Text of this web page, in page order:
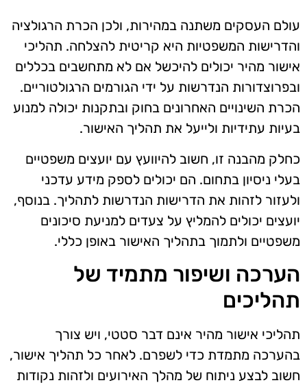
עולם העסקים משתנה במהירות, ולכן הכרת הרגולציה
והדרישות המשפטיות היא קריטית להצלחה. תהליכי
אישור מהיר יכולים להיכשל אם לא מתחשבים בכללים
ובפרוצדורות הנדרשות על ידי הגורמים הרגולטוריים.
הכרת השינויים האחרונים בחוק ובתקנות יכולה למנוע
בעיות עתידיות ולייעל את תהליך האישור.
כחלק מהבנה זו, חשוב להיוועץ עם יועצים משפטיים
בעלי ניסיון בתחום. הם יכולים לספק מידע עדכני
ולעזור לזהות את הדרישות הנדרשות לתהליך. בנוסף,
יועצים יכולים להמליץ על צעדים למניעת סיכונים
משפטיים ולתמוך בתהליך האישור באופן כללי.
הערכה ושיפור מתמיד של
תהליכים
תהליכי אישור מהיר אינם דבר סטטי, ויש צורך
בהערכה מתמדת כדי לשפרם. לאחר כל תהליך אישור,
חשוב לבצע ניתוח של מהלך האירועים ולזהות נקודות